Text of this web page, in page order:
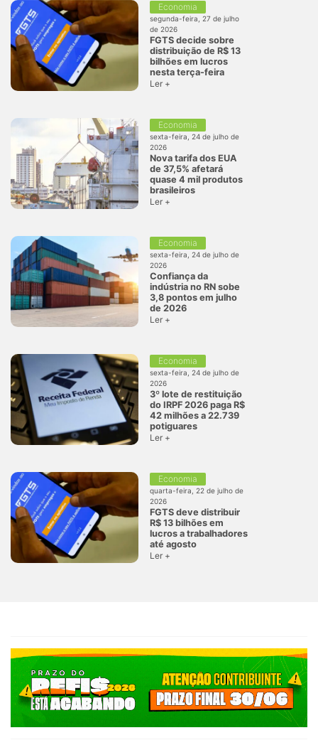
Economia
segunda-feira, 27 de julho
de 2026
FGTS decide sobre
distribuição de R$ 13
bilhões em lucros
nesta terça-feira
Ler +
Economia
sexta-feira, 24 de julho de
2026
Nova tarifa dos EUA
de 37,5% afetará
quase 4 mil produtos
brasileiros
Ler +
Economia
sexta-feira, 24 de julho de
2026
Confiança da
indústria no RN sobe
3,8 pontos em julho
de 2026
Ler +
Economia
sexta-feira, 24 de julho de
2026
3º lote de restituição
do IRPF 2026 paga R$
42 milhões a 22.739
potiguares
Ler +
Economia
quarta-feira, 22 de julho de
2026
FGTS deve distribuir
R$ 13 bilhões em
lucros a trabalhadores
até agosto
Ler +